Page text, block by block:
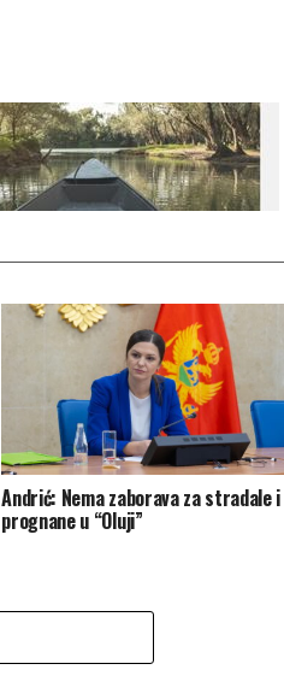
Andrić: Nema zaborava za stradale i
prognane u “Oluji”